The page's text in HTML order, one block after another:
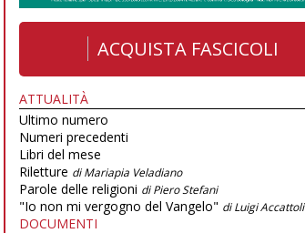
ACQUISTA FASCICOLI
ATTUALITÀ
Ultimo numero
Numeri precedenti
Libri del mese
Riletture di Mariapia Veladiano
Parole delle religioni di Piero Stefani
"Io non mi vergogno del Vangelo" di Luigi Accattoli
DOCUMENTI